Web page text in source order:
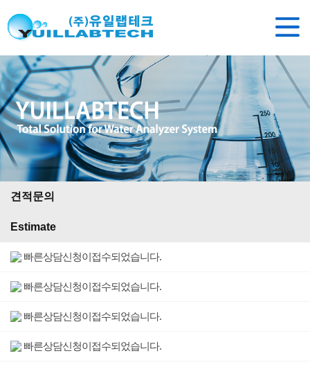
견적문의
Estimate
빠른상담신청이접수되었습니다.
빠른상담신청이접수되었습니다.
빠른상담신청이접수되었습니다.
빠른상담신청이접수되었습니다.